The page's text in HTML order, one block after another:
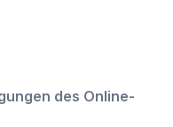
des Online-